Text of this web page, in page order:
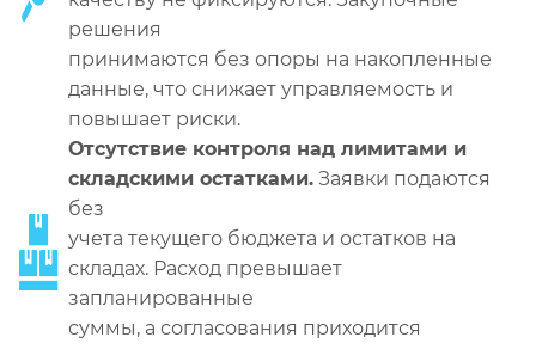
решения
принимаются без опоры на накопленные
данные, что снижает управляемость и
повышает риски.
Отсутствие контроля над лимитами и
складскими остатками. Заявки подаются
без
учета текущего бюджета и остатков на
складах. Расход превышает
запланированные
суммы, а согласования приходится